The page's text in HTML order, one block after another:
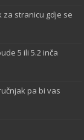
za stranicu gdje se
5 ili 5.2 inča
pa bi vas